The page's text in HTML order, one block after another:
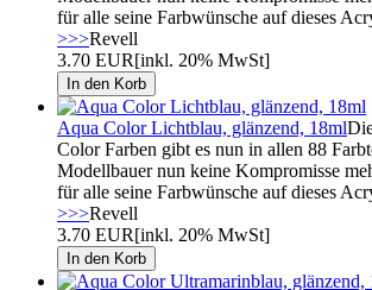
für alle seine Farbwünsche auf dieses
>>>Revell
3.70 EUR[inkl. 20% MwSt]
Aqua Color Lichtblau, glänzend, 18ml
Color Farben gibt es nun in allen 88
Modellbauer nun keine Kompromisse
für alle seine Farbwünsche auf dieses
>>>Revell
3.70 EUR[inkl. 20% MwSt]